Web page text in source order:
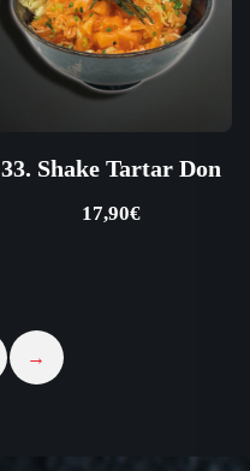
33. Shake Tartar Don
17,90€
→